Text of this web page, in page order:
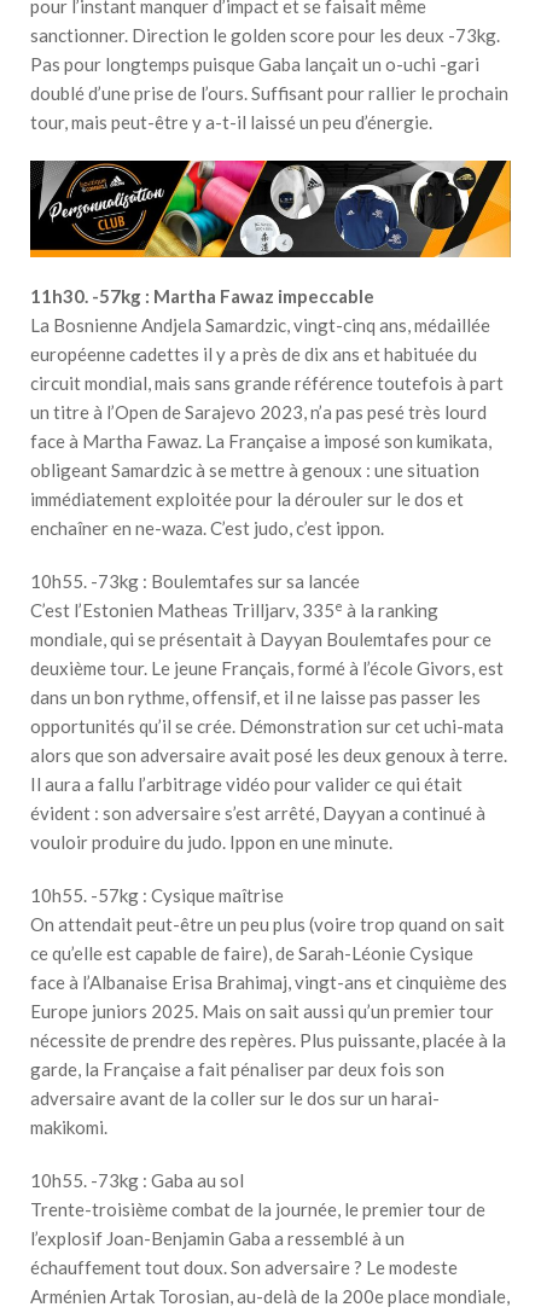
pour l’instant manquer d’impact et se faisait même
sanctionner. Direction le golden score pour les deux -73kg.
Pas pour longtemps puisque Gaba lançait un o-uchi -gari
doublé d’une prise de l’ours. Suffisant pour rallier le prochain
tour, mais peut-être y a-t-il laissé un peu d’énergie.
11h30. -57kg : Martha Fawaz impeccable
La Bosnienne Andjela Samardzic, vingt-cinq ans, médaillée
européenne cadettes il y a près de dix ans et habituée du
circuit mondial, mais sans grande référence toutefois à part
un titre à l’Open de Sarajevo 2023, n’a pas pesé très lourd
face à Martha Fawaz. La Française a imposé son kumikata,
obligeant Samardzic à se mettre à genoux : une situation
immédiatement exploitée pour la dérouler sur le dos et
enchaîner en ne-waza. C’est judo, c’est ippon.
10h55. -73kg : Boulemtafes sur sa lancée
C’est l’Estonien Matheas Trilljarv, 335e à la ranking
mondiale, qui se présentait à Dayyan Boulemtafes pour ce
deuxième tour. Le jeune Français, formé à l’école Givors, est
dans un bon rythme, offensif, et il ne laisse pas passer les
opportunités qu’il se crée. Démonstration sur cet uchi-mata
alors que son adversaire avait posé les deux genoux à terre.
Il aura a fallu l’arbitrage vidéo pour valider ce qui était
évident : son adversaire s’est arrêté, Dayyan a continué à
vouloir produire du judo. Ippon en une minute.
10h55. -57kg : Cysique maîtrise
On attendait peut-être un peu plus (voire trop quand on sait
ce qu’elle est capable de faire), de Sarah-Léonie Cysique
face à l’Albanaise Erisa Brahimaj, vingt-ans et cinquième des
Europe juniors 2025. Mais on sait aussi qu’un premier tour
nécessite de prendre des repères. Plus puissante, placée à la
garde, la Française a fait pénaliser par deux fois son
adversaire avant de la coller sur le dos sur un harai-
makikomi.
10h55. -73kg : Gaba au sol
Trente-troisième combat de la journée, le premier tour de
l’explosif Joan-Benjamin Gaba a ressemblé à un
échauffement tout doux. Son adversaire ? Le modeste
Arménien Artak Torosian, au-delà de la 200e place mondiale,